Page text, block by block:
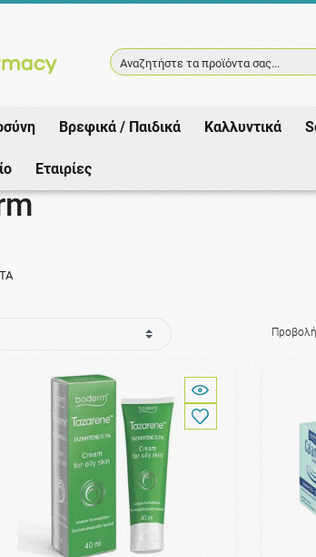
Αναζητήστε τα προϊόντα σας...
Βρεφικά / Παιδικά Καλλυντικά
Εταιρίες
/ Boderm
Προβολή